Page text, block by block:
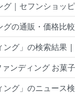
｜セフンショッ
の通販・価格比較
ング」の検索結果
ンディング お菓
ング」のニュース